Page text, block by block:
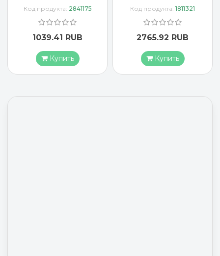
Код продукта: 2841175
1039.41 RUB
Купить
Код продукта: 1811321
2765.92 RUB
Купить